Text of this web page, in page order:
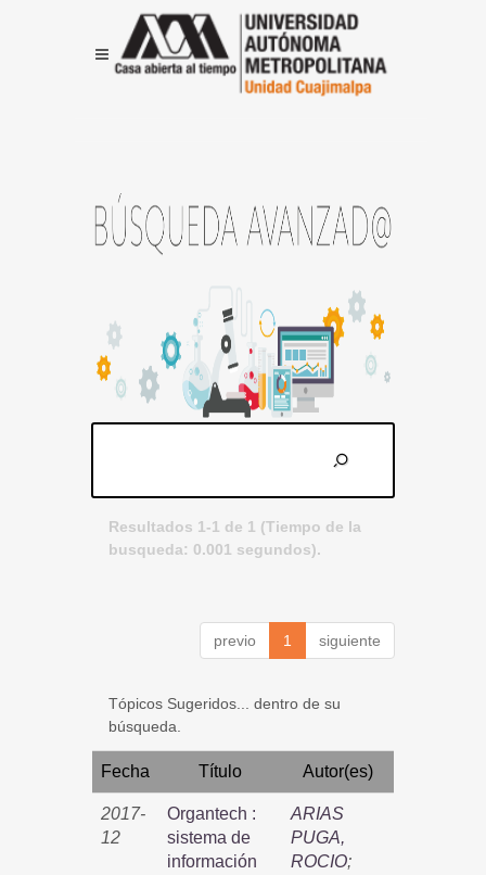
Resultados 1-1 de 1 (Tiempo de la
busqueda: 0.001 segundos).
previo 1 siguiente
Tópicos Sugeridos... dentro de su
búsqueda.
Fecha Título Autor(es)
2017-
12
Organtech :
sistema de
información
ARIAS
PUGA,
ROCIO;